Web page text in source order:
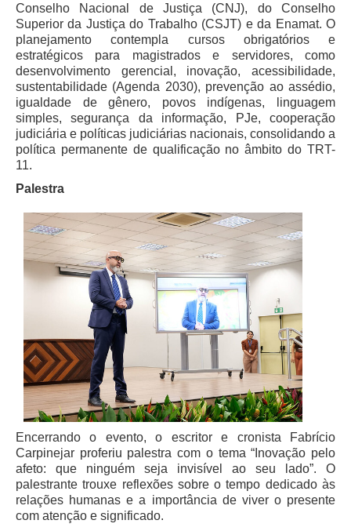
Conselho Nacional de Justiça (CNJ), do Conselho
Superior da Justiça do Trabalho (CSJT) e da Enamat. O
planejamento contempla cursos obrigatórios e
estratégicos para magistrados e servidores, como
desenvolvimento gerencial, inovação, acessibilidade,
sustentabilidade (Agenda 2030), prevenção ao assédio,
igualdade de gênero, povos indígenas, linguagem
simples, segurança da informação, PJe, cooperação
judiciária e políticas judiciárias nacionais, consolidando a
política permanente de qualificação no âmbito do TRT-
11.
Palestra
Encerrando o evento, o escritor e cronista Fabrício
Carpinejar proferiu palestra com o tema “Inovação pelo
afeto: que ninguém seja invisível ao seu lado”. O
palestrante trouxe reflexões sobre o tempo dedicado às
relações humanas e a importância de viver o presente
com atenção e significado.